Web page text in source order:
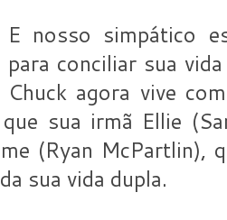
E nosso simpático
para conciliar sua
Chuck agora vive
sua irmã Ellie
(Ryan McPartlin),
sua vida dupla.